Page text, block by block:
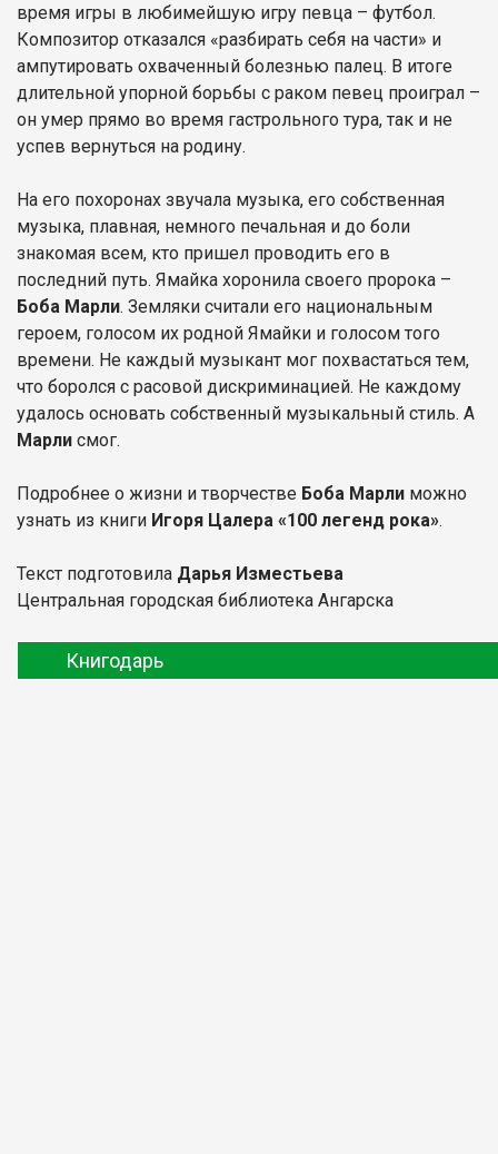
время игры в любимейшую игру певца – футбол.
Композитор отказался «разбирать себя на части» и
ампутировать охваченный болезнью палец. В итоге
длительной упорной борьбы с раком певец проиграл –
он умер прямо во время гастрольного тура, так и не
успев вернуться на родину.
На его похоронах звучала музыка, его собственная
музыка, плавная, немного печальная и до боли
знакомая всем, кто пришел проводить его в
последний путь. Ямайка хоронила своего пророка –
Боба Марли. Земляки считали его национальным
героем, голосом их родной Ямайки и голосом того
времени. Не каждый музыкант мог похвастаться тем,
что боролся с расовой дискриминацией. Не каждому
удалось основать собственный музыкальный стиль. А
Марли смог.
Подробнее о жизни и творчестве Боба Марли можно
узнать из книги Игоря Цалера «100 легенд рока».
Текст подготовила Дарья Изместьева
Центральная городская библиотека Ангарска
Книгодарь